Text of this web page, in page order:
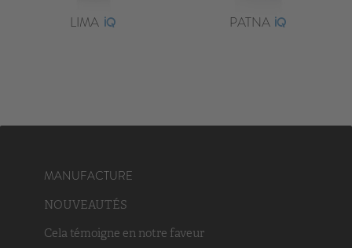
LIMA PATNA
MANUFACTURE
NOUVEAUTÉS
Cela témoigne en notre faveur